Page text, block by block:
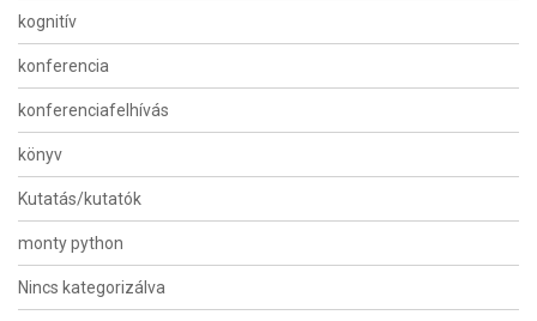
kognitív
konferencia
konferenciafelhívás
könyv
Kutatás/kutatók
monty python
Nincs kategorizálva